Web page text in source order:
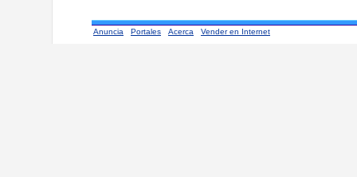
Anuncia Portales Acerca Vender en Internet